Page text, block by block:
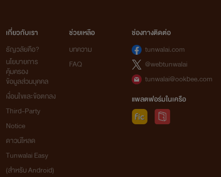
เกี่ยวกับเรา
ธัญวลัยคือ?
นโยบายการ
คุ้มครอง
ข้อมูลส่วนบุคคล
เงื่อนไขและข้อตกลง
Third-Party
Notice
ดาวน์โหลด
Tunwalai Easy
(สำหรับ Android)
ช่วยเหลือ
บทความ
FAQ
ช่องทางติดต่อ
tunwalai.com
@webtunwalai
tunwalai@ookbee.com
แพลตฟอร์มในเครือ